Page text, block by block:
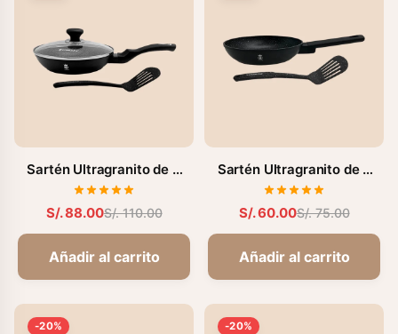
Sartén Ultragranito de 3
Pzas - 22 cm (FZ-G187H)
S/. 88.00S/. 110.00
Añadir al carrito
Sartén Ultragranito de 2
Pzas - 20 cm (FZ-M195L)
S/. 60.00S/. 75.00
Añadir al carrito
-20% -20%